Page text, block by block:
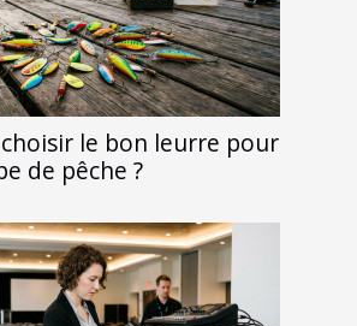
le bon leurre pour
de pêche ?